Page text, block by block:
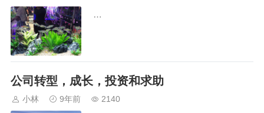
…
公司转型，成长，投资和求助
小林 9年前 2140